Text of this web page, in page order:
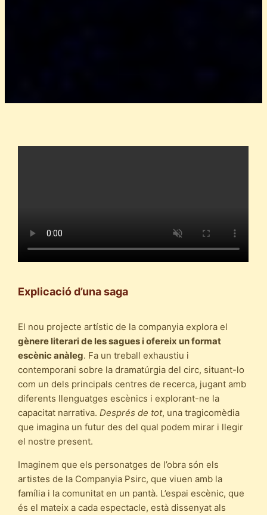
Explicació d’una saga
El nou projecte artístic de la companyia explora el
gènere literari de les sagues i ofereix un format
escènic anàleg. Fa un treball exhaustiu i
contemporani sobre la dramatúrgia del circ, situant-lo
com un dels principals centres de recerca, jugant amb
diferents llenguatges escènics i explorant-ne la
capacitat narrativa. Després de tot, una tragicomèdia
que imagina un futur des del qual podem mirar i llegir
el nostre present.
Imaginem que els personatges de l’obra són els
artistes de la Companyia Psirc, que viuen amb la
família i la comunitat en un pantà. L’espai escènic, que
és el mateix a cada espectacle, està dissenyat als